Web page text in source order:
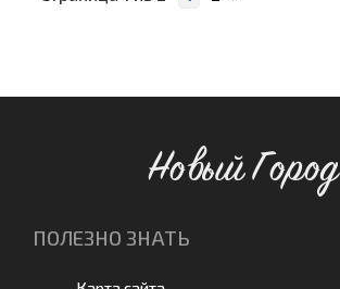
Новый Город
ПОЛЕЗНО ЗНАТЬ